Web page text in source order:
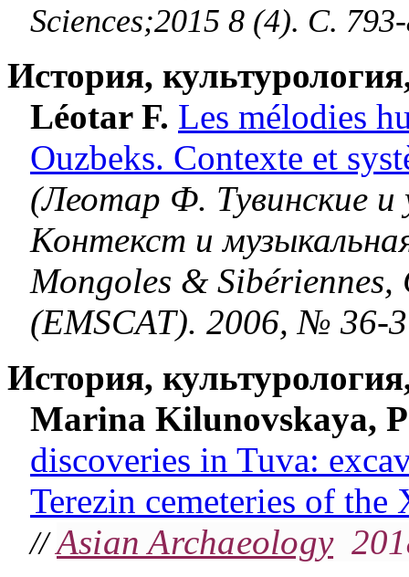
Sciences;2015 8 (4). С.
История,
Léotar F. Les mélodies
Ouzbeks. Contexte et
(Леотар Ф. Тувинские и
Контекст и
Mongoles &
(EMSCAT). 2006, № 36-
История,
Marina Kilunovskaya,
discoveries in Tuva:
Terezin cemeteries of
//Asian Archaeology